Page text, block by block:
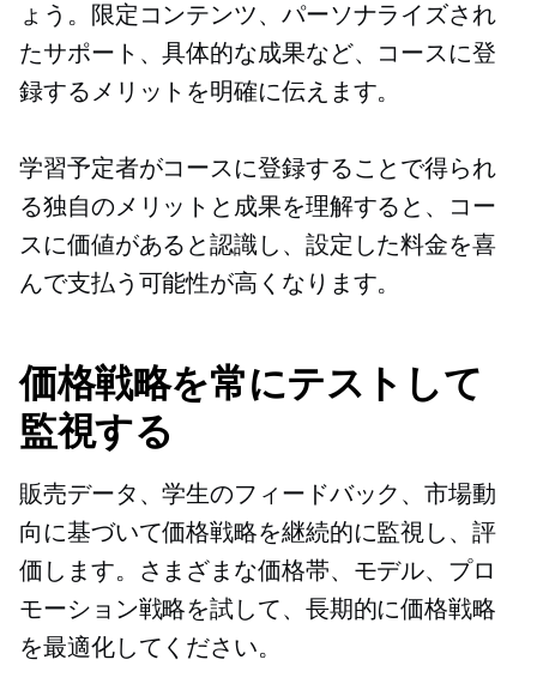
ょう。限定コンテンツ、パーソナライズされ
たサポート、具体的な成果など、コースに登
録するメリットを明確に伝えます。
学習予定者がコースに登録することで得られ
る独自のメリットと成果を理解すると、コー
スに価値があると認識し、設定した料金を喜
んで支払う可能性が高くなります。
価格戦略を常にテストして
監視する
販売データ、学生のフィードバック、市場動
向に基づいて価格戦略を継続的に監視し、評
価します。さまざまな価格帯、モデル、プロ
モーション戦略を試して、長期的に価格戦略
を最適化してください。